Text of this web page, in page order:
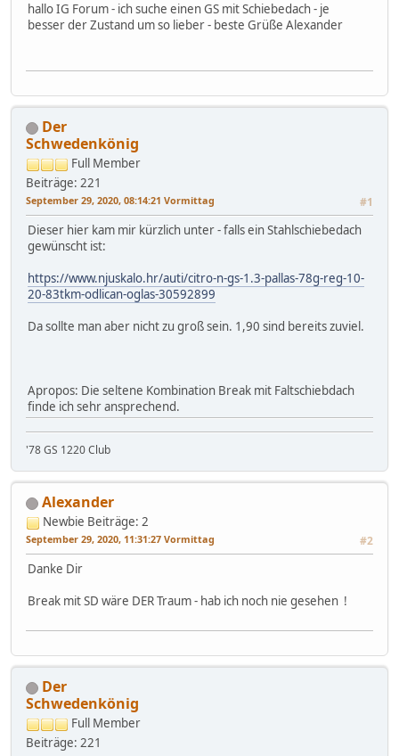
hallo IG Forum - ich suche einen GS mit Schiebedach - je
besser der Zustand um so lieber - beste Grüße Alexander
Der
Schwedenkönig
Full Member
Beiträge: 221
September 29, 2020, 08:14:21 Vormittag #1
Dieser hier kam mir kürzlich unter - falls ein Stahlschiebedach
gewünscht ist:
https://www.njuskalo.hr/auti/citro-n-gs-1.3-pallas-78g-reg-10-
20-83tkm-odlican-oglas-30592899
Da sollte man aber nicht zu groß sein. 1,90 sind bereits zuviel.
Apropos: Die seltene Kombination Break mit Faltschiebdach
finde ich sehr ansprechend.
'78 GS 1220 Club
Alexander
Newbie Beiträge: 2
September 29, 2020, 11:31:27 Vormittag #2
Danke Dir
Break mit SD wäre DER Traum - hab ich noch nie gesehen !
Der
Schwedenkönig
Full Member
Beiträge: 221